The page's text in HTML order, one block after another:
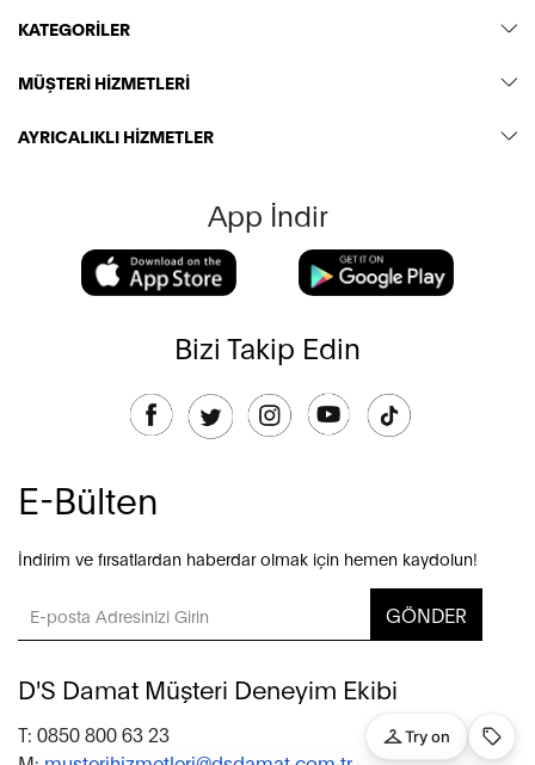
KATEGORİLER
MÜŞTERİ HİZMETLERİ
AYRICALIKLI HİZMETLER
App İndir
Bizi Takip Edin
E-Bülten
İndirim ve fırsatlardan haberdar olmak için hemen kaydolun!
GÖNDER
D'S Damat Müşteri Deneyim Ekibi
T: 0850 800 63 23